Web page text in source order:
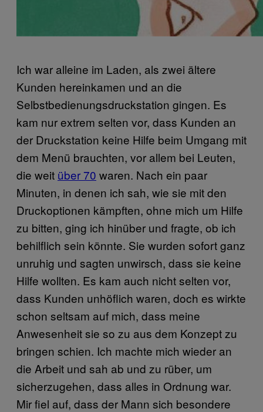
Ich war alleine im Laden, als zwei ältere
Kunden hereinkamen und an die
Selbstbedienungsdruckstation gingen. Es
kam nur extrem selten vor, dass Kunden an
der Druckstation keine Hilfe beim Umgang mit
dem Menü brauchten, vor allem bei Leuten,
die weit über 70 waren. Nach ein paar
Minuten, in denen ich sah, wie sie mit den
Druckoptionen kämpften, ohne mich um Hilfe
zu bitten, ging ich hinüber und fragte, ob ich
behilflich sein könnte. Sie wurden sofort ganz
unruhig und sagten unwirsch, dass sie keine
Hilfe wollten. Es kam auch nicht selten vor,
dass Kunden unhöflich waren, doch es wirkte
schon seltsam auf mich, dass meine
Anwesenheit sie so zu aus dem Konzept zu
bringen schien. Ich machte mich wieder an
die Arbeit und sah ab und zu rüber, um
sicherzugehen, dass alles in Ordnung war.
Mir fiel auf, dass der Mann sich besondere